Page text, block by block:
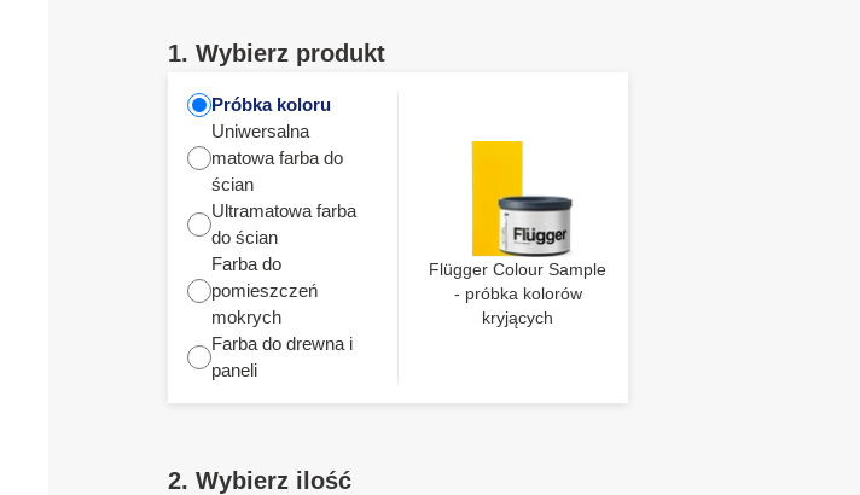
1. Wybierz produkt
Próbka koloru
Uniwersalna
matowa farba do
ścian
Ultramatowa farba
do ścian
Farba do
pomieszczeń
mokrych
Farba do drewna i
paneli
Flügger Colour Sample
- próbka kolorów
kryjących
2. Wybierz ilość